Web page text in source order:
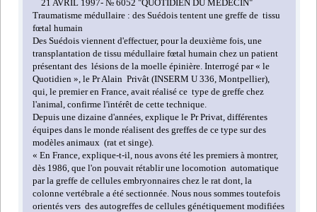
21 AVRIL 1997- №6052"QUOTIDIEN DU MEDECIN"
Traumatisme médullaire : des Suédois tentent une greffe de tissu
fœtal humain
Des Suédois viennent d'effectuer, pour la deuxième fois, une
transplantation de tissu médullaire fœtal humain chez un patient
présentant des lésions de la moelle épinière. Interrogé par « le
Quotidien », le Pr Alain Privât (INSERM U 336, Montpellier),
qui, le premier en France, avait réalisé ce type de greffe chez
l'animal, confirme l'intérêt de cette technique.
Depuis une dizaine d'années, explique le Pr Privat, différentes
équipes dans le monde réalisent des greffes de ce type sur des
modèles animaux (rat et singe).
«En France,explique-t-il,nous avons été les premiers à montrer,
dès 1986,que l'on pouvait rétablir une locomotion automatique
par la greffe de cellules embryonnaires chez le rat dont, la
colonne vertébrale a été sectionnée. Nous nous sommes toutefois
orientés vers des autogreffes de cellules génétiquement modifiées